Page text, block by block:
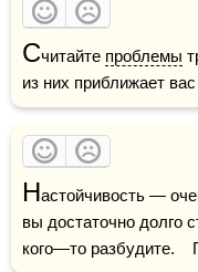
Считайте проблемы
из них приближает
Настойчивость —
вы достаточно долго
кого—то разбудите.